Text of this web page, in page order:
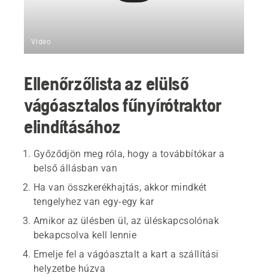
Video
Ellenőrzőlista az elülső
vágóasztalos fűnyírótraktor
elindításához
Győződjön meg róla, hogy a továbbítókar a
belső állásban van
Ha van összkerékhajtás, akkor mindkét
tengelyhez van egy-egy kar
Amikor az ülésben ül, az üléskapcsolónak
bekapcsolva kell lennie
Emelje fel a vágóasztalt a kart a szállítási
helyzetbe húzva